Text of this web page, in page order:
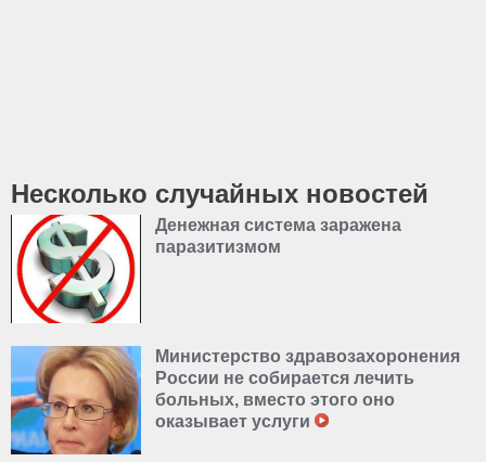
Несколько случайных новостей
Денежная система заражена
паразитизмом
Министерство здравозахоронения
России не собирается лечить
больных, вместо этого оно
оказывает услуги